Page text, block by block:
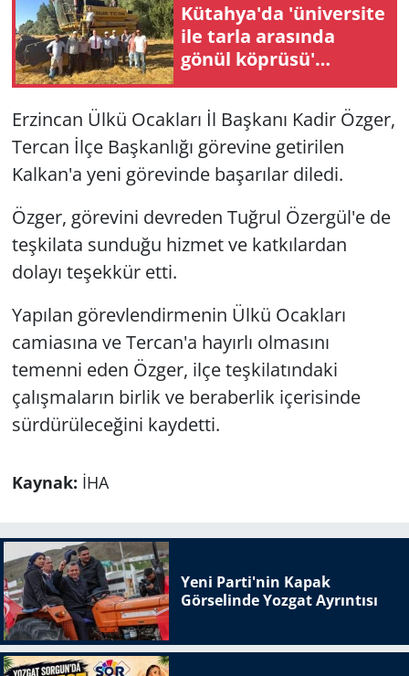
Kütahya'da 'üniversite
ile tarla arasında
gönül köprüsü'
kuruldu
Erzincan Ülkü Ocakları İl Başkanı Kadir Özger,
Tercan İlçe Başkanlığı görevine getirilen
Kalkan'a yeni görevinde başarılar diledi.
Özger, görevini devreden Tuğrul Özergül'e de
teşkilata sunduğu hizmet ve katkılardan
dolayı teşekkür etti.
Yapılan görevlendirmenin Ülkü Ocakları
camiasına ve Tercan'a hayırlı olmasını
temenni eden Özger, ilçe teşkilatındaki
çalışmaların birlik ve beraberlik içerisinde
sürdürüleceğini kaydetti.
Kaynak: İHA
Yeni Parti'nin Kapak
Görselinde Yozgat Ayrıntısı